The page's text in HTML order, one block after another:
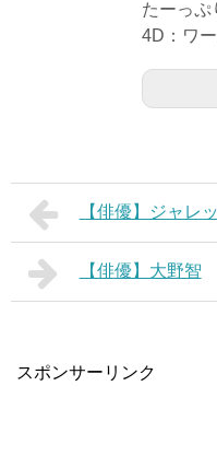
たーっぷ
4D：ワ
【俳優】ジャレ
【俳優】大野智
スポンサーリンク